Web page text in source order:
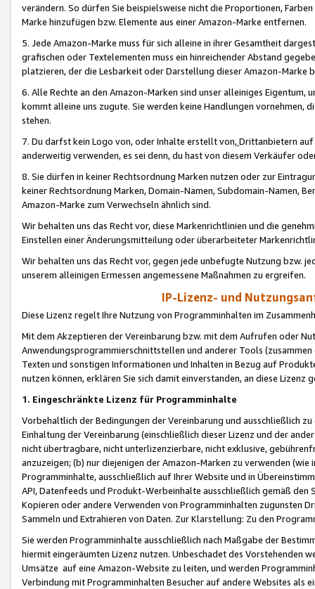
verändern. So dürfen Sie beispielsweise nicht die Proportionen,
Marke hinzufügen bzw. Elemente aus einer Amazon-Marke entfernen.
5. Jede Amazon-Marke muss für sich alleine in ihrer Gesamtheit
grafischen oder Textelementen muss ein hinreichender Abstand
platzieren, der die Lesbarkeit oder Darstellung dieser Amazon-Marke
6. Alle Rechte an den Amazon-Marken sind unser alleiniges
kommt alleine uns zugute. Sie werden keine Handlungen vornehmen,
stehen.
7. Du darfst kein Logo von, oder Inhalte erstellt von,Drittanbietern auf
anderweitig verwenden, es sei denn, du hast von diesem Verkäufer
8. Sie dürfen in keiner Rechtsordnung Marken nutzen oder zur
keiner Rechtsordnung Marken, Domain-Namen, Subdomain-Namen,
Amazon-Marke zum Verwechseln ähnlich sind.
Wir behalten uns das Recht vor, diese Markenrichtlinien und die
Einstellen einer Änderungsmitteilung oder überarbeiteter
Wir behalten uns das Recht vor, gegen jede unbefugte Nutzung bzw.
unserem alleinigen Ermessen angemessene Maßnahmen zu ergreifen.
IP-Lizenz- und
Diese Lizenz regelt Ihre Nutzung von Programminhalten im
Mit dem Akzeptieren der Vereinbarung bzw. mit dem Aufrufen oder
Anwendungsprogrammierschnittstellen und anderer Tools (zusammen
Texten und sonstigen Informationen und Inhalten in Bezug auf
nutzen können, erklären Sie sich damit einverstanden, an diese Lizenz
1. Eingeschränkte Lizenz für Programminhalte
Vorbehaltlich der Bedingungen der Vereinbarung und ausschließlich
Einhaltung der Vereinbarung (einschließlich dieser Lizenz und der
nicht übertragbare, nicht unterlizenzierbare, nicht exklusive,
anzuzeigen; (b) nur diejenigen der Amazon-Marken zu verwenden
Programminhalte, ausschließlich auf Ihrer Website und in
API, Datenfeeds und Produkt-Werbeinhalte ausschließlich gemäß
Kopieren oder andere Verwenden von Programminhalten zugunsten
Sammeln und Extrahieren von Daten. Zur Klarstellung: Zu den
Sie werden Programminhalte ausschließlich nach Maßgabe der
hiermit eingeräumten Lizenz nutzen. Unbeschadet des Vorstehenden
Umsätze auf eine Amazon-Website zu leiten, und werden
Verbindung mit Programminhalten Besucher auf andere Websites als